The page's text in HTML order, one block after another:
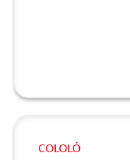
COLOLÓ